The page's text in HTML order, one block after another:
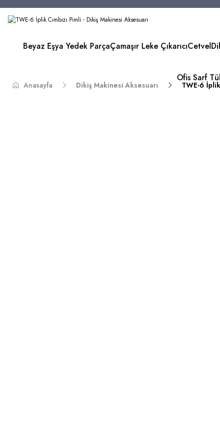
Beyaz Eşya Yedek ParçaÇamaşır Leke ÇıkarıcıCetvel
Ofis Sarf
Anasayfa Dikiş Makinesi Aksesuarı TWE-6 İplik